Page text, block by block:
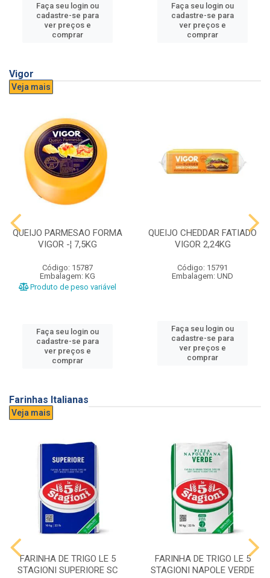
Faça seu login ou
cadastre-se para
ver preços e
comprar
Faça seu login ou
cadastre-se para
ver preços e
comprar
Vigor
Veja mais
QUEIJO PARMESAO FORMA
VIGOR -¦ 7,5KG
Código: 15787
Embalagem: KG
Produto de peso variável
Faça seu login ou
cadastre-se para
ver preços e
comprar
QUEIJO CHEDDAR FATIADO
VIGOR 2,24KG
Código: 15791
Embalagem: UND
Faça seu login ou
cadastre-se para
ver preços e
comprar
Farinhas Italianas
Veja mais
FARINHA DE TRIGO LE 5
STAGIONI SUPERIORE SC
FARINHA DE TRIGO LE 5
STAGIONI NAPOLE VERDE